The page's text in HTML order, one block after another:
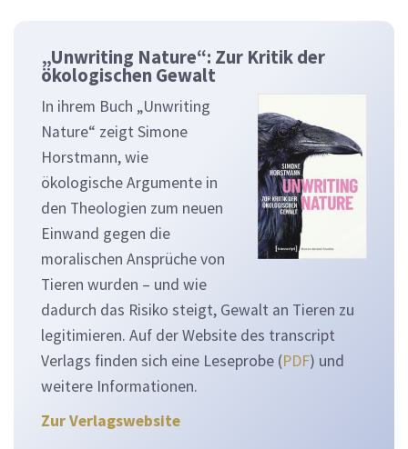
„Unwriting Nature“: Zur Kritik der
ökologischen Gewalt
In ihrem Buch „Unwriting
Nature“ zeigt Simone
Horstmann, wie
ökologische Argumente in
den Theologien zum neuen
Einwand gegen die
moralischen Ansprüche von
Tieren wurden – und wie
dadurch das Risiko steigt, Gewalt an Tieren zu
legitimieren. Auf der Website des transcript
Verlags finden sich eine Leseprobe (PDF) und
weitere Informationen.
Zur Verlagswebsite